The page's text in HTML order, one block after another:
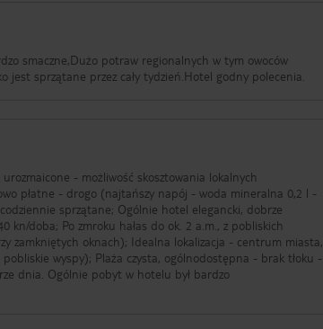
smaczne,Dużo potraw regionalnych w tym owoców
jest sprzątane przez cały tydzień.Hotel godny polecenia.
- możliwość skosztowania lokalnych
płatne - drogo (najtańszy napój - woda mineralna 0,2 l -
sprzątane; Ogólnie hotel elegancki, dobrze
kn/doba; Po zmroku hałas do ok. 2 a.m., z pobliskich
zamkniętych oknach); Idealna lokalizacja - centrum miasta,
wyspy); Plaża czysta, ogólnodostępna - brak tłoku -
dnia. Ogólnie pobyt w hotelu był bardzo